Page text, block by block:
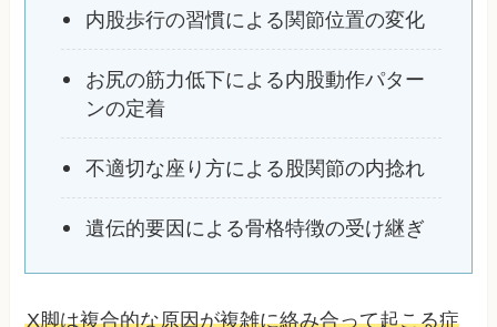
内股歩行の習慣による関節位置の変化
お尻の筋力低下による内股動作パター
ンの定着
不適切な座り方による股関節の内捻れ
遺伝的要因による骨格特徴の受け継ぎ
X脚は複合的な原因が複雑に絡み合って起こる症